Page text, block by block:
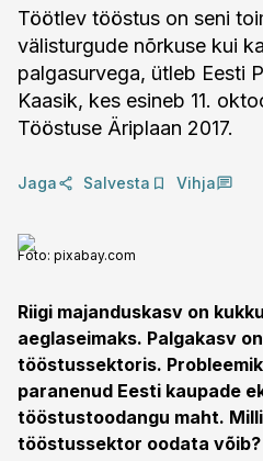
Töötlev tööstus on seni
välisturgude nõrkuse kui
palgasurvega, ütleb Eesti
Kaasik, kes esineb 11.
Tööstuse Äriplaan 2017.
Jaga Salvesta Vihja
Foto: pixabay.com
Riigi majanduskasv on
aeglaseimaks. Palgakasv
tööstussektoris.
paranenud Eesti kaupade
tööstustoodangu maht.
tööstussektor oodata võib?